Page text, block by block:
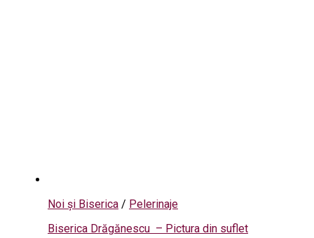
Noi și Biserica / Pelerinaje
Biserica Drăgănescu – Pictura din suflet